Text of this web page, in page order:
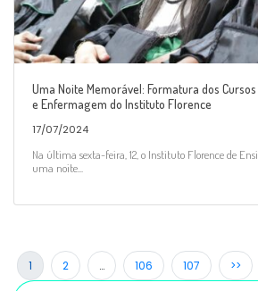
Uma Noite Memorável: Formatura dos
e Enfermagem do Instituto Florence
17/07/2024
Na última sexta-feira, 12, o Instituto Florence de
uma noite...
1 2 … 106 107 >>